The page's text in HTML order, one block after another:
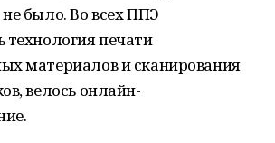
было. Во всех ППЭ
технология печати
материалов и сканирования
велось онлайн-